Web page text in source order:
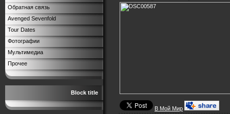
Обратная связь
Avenged Sevenfold
Tour Dates
Фотографии
Мультимедиа
Прочее
Block title
В Мой Мир